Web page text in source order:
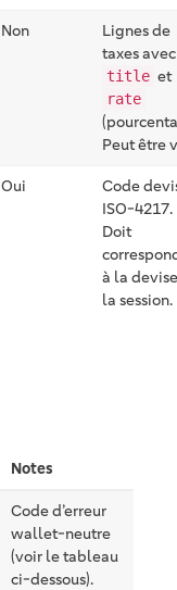
Non
Lignes de
taxes avec
title et
rate
Peut être
Oui
Code
ISO-4217.
Doit
à la
la session.
Notes
Code d’erreur
wallet-neutre
(voir le tableau
ci-dessous).